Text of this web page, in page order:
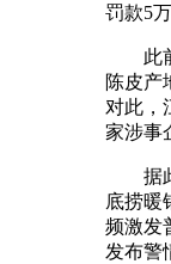
罚款5万
此前
陈皮产
对此，
家涉事
据此
底捞暖
频激发
发布警